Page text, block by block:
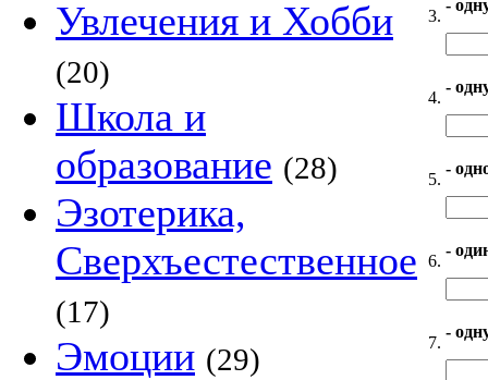
Увлечения и Хобби
(20)
Школа и
образование (28)
Эзотерика,
Сверхъестественное
(17)
Эмоции (29)
3.
-
4.
-
5.
-
6.
-
7.
-